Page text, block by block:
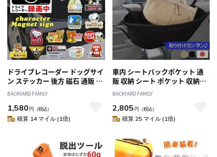
ドライブレコーダー ドッグサイ
ン ステッカー 後方 磁石 通販 マ
グネットサイン ドラレコ マグ
ネット おしゃれ かわいい スヌ
ーピー SNOOPY リラックマ 録
画中 サイン REC 煽り運転防止
キュリティー 防犯
BACKYARD FAMILY
1,580 円 （税込）
積算 14 マイル (1倍)
車内 シートバックポケット 通
販 収納 シート ポケット 収納ポ
ケット スペースポケット カバ
ン 置き バックシートポケット
車用収納ポケット 車用収納バッ
グ 車用収納 便利グッズ 車内収
ー カー用品
BACKYARD FAMILY
2,805 円 （税込）
積算 25 マイル (1倍)